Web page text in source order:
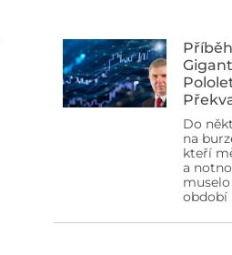
Do
na
kteří
a
období